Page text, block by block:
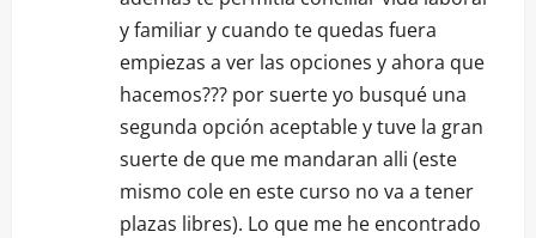
y familiar y cuando te quedas fuera
empiezas a ver las opciones y ahora que
hacemos??? por suerte yo busqué una
segunda opción aceptable y tuve la gran
suerte de que me mandaran alli (este
mismo cole en este curso no va a tener
plazas libres). Lo que me he encontrado